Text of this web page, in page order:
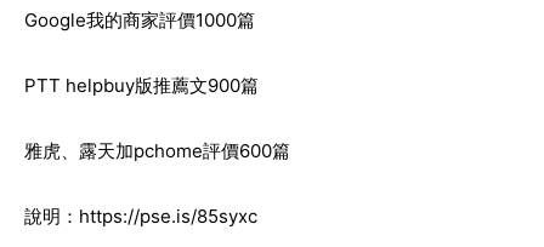
Google我的商家評價1000篇
PTT helpbuy版推薦文900篇
雅虎、露天加pchome評價600篇
說明： https://pse.is/85syxc